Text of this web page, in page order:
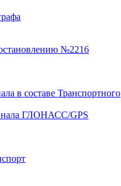
№2216
в составе Транспортного
ГЛОНАСС/GPS